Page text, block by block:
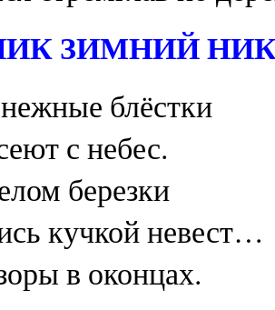
ЗИМНИЙ
блёстки
с небес.
березки
кучкой невест…
в оконцах.